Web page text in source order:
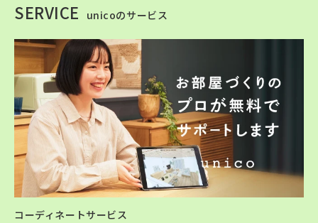
SERVICE unicoのサービス
コーディネートサービス